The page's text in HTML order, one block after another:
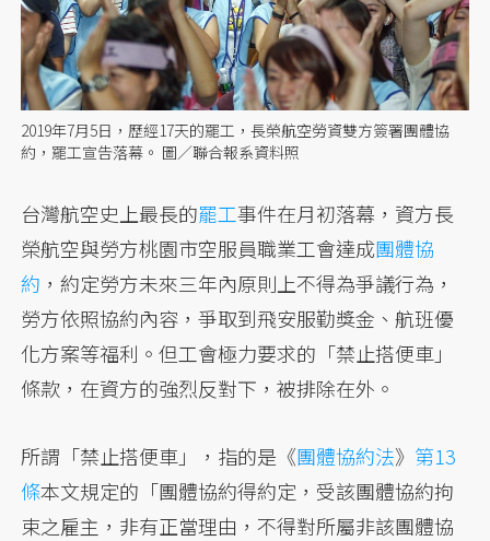
2019年7月5日，歷經17天的罷工，長榮航空勞資雙方簽署團體協
約，罷工宣告落幕。 圖／聯合報系資料照
台灣航空史上最長的罷工事件在月初落幕，資方長
榮航空與勞方桃園市空服員職業工會達成團體協
約 ，約定勞方未來三年內原則上不得為爭議行為，
勞方依照協約內容，爭取到飛安服勤獎金、航班優
化方案等福利。但工會極力要求的「禁止搭便車」
條款，在資方的強烈反對下，被排除在外。
所謂「禁止搭便車」，指的是《團體協約法》 第13
條本文規定的「團體協約得約定，受該團體協約拘
束之雇主，非有正當理由，不得對所屬非該團體協